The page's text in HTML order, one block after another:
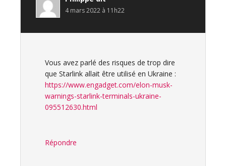
4 mars 2022 à 11h22
Vous avez parlé des risques de trop dire
que Starlink allait être utilisé en Ukraine :
https://www.engadget.com/elon-musk-
warnings-starlink-terminals-ukraine-
095512630.html
Répondre